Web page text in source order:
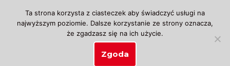
Przejdź
Ta strona korzysta z ciasteczek aby świadczyć usługi na
najwyższym poziomie. Dalsze korzystanie ze strony oznacza,
że zgadzasz się na ich użycie.
Zgoda